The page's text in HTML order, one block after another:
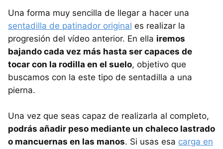
Una forma muy sencilla de llegar a hacer una
sentadilla de patinador original es realizar la
progresión del vídeo anterior. En ella iremos
bajando cada vez más hasta ser capaces de
tocar con la rodilla en el suelo, objetivo que
buscamos con la este tipo de sentadilla a una
pierna.
Una vez que seas capaz de realizarla al completo,
podrás añadir peso mediante un chaleco lastrado
o mancuernas en las manos. Si usas esa carga en